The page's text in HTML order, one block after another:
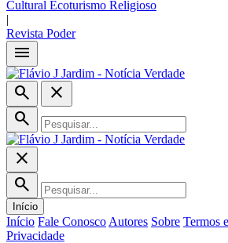
Cultural Ecoturismo Religioso
|
Revista Poder
menu
search
close
search
close
search
Início
Início Fale Conosco Autores Sobre Termos
Privacidade